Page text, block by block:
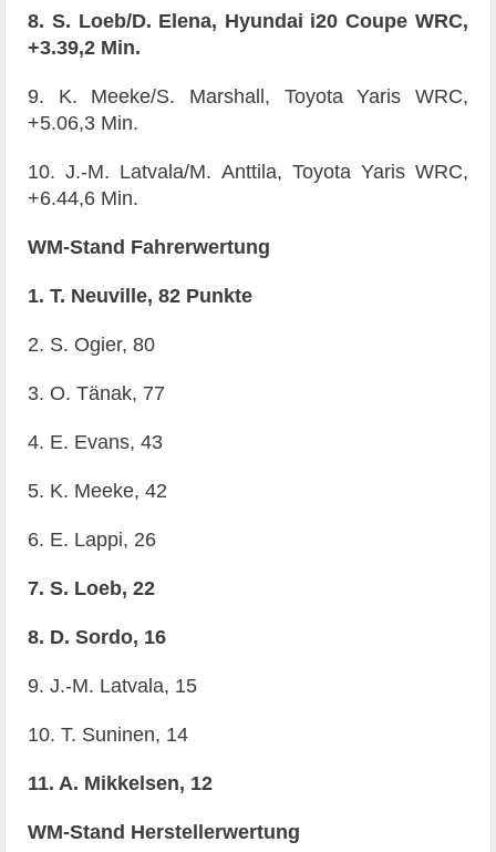
8. S. Loeb/D. Elena, Hyundai i20 Coupe WRC,
+3.39,2 Min.
9. K. Meeke/S. Marshall, Toyota Yaris WRC,
+5.06,3 Min.
10. J.-M. Latvala/M. Anttila, Toyota Yaris WRC,
+6.44,6 Min.
WM-Stand Fahrerwertung
1. T. Neuville, 82 Punkte
2. S. Ogier, 80
3. O. Tänak, 77
4. E. Evans, 43
5. K. Meeke, 42
6. E. Lappi, 26
7. S. Loeb, 22
8. D. Sordo, 16
9. J.-M. Latvala, 15
10. T. Suninen, 14
11. A. Mikkelsen, 12
WM-Stand Herstellerwertung